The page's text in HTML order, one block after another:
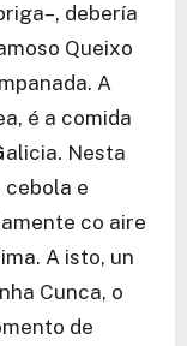
debería
Queixo
A
é a comida
Nesta
cebola e
co aire
A isto, un
Cunca, o
de